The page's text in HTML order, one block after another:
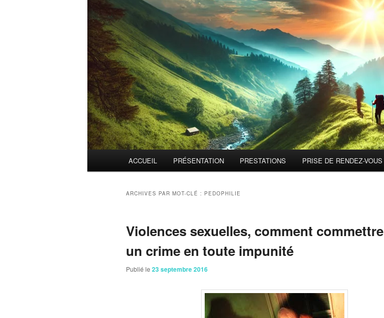
ACCUEIL PRÉSENTATION PRESTATIONS PRISE DE RENDEZ-VOUS
ARCHIVES PAR MOT-CLÉ : PEDOPHILIE
Violences sexuelles, comment commettre
un crime en toute impunité
Publié le 23 septembre 2016